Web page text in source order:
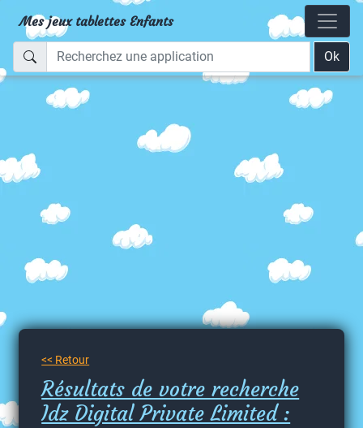
Mes jeux tablettes Enfants
Ok
<< Retour
Résultats de votre recherche
Idz Digital Private Limited :